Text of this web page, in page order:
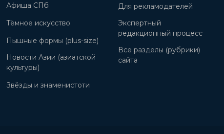
Афиша СПб
Тёмное искусство
Пышные формы (plus-size)
Новости Азии (азиатской
культуры)
Звёзды и знаменистоти
Для рекламодателей
Экспертный
редакционный процесс
Все разделы (рубрики)
сайта